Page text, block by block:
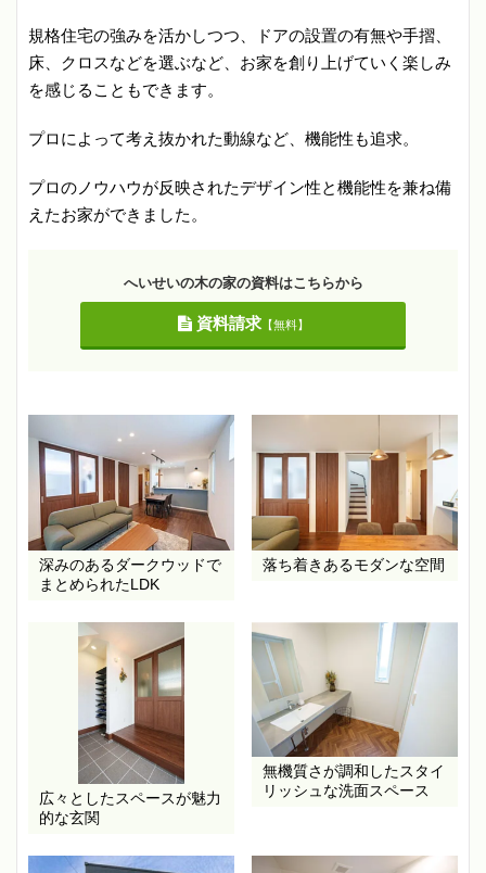
規格住宅の強みを活かしつつ、ドアの設置の有無や手摺、
床、クロスなどを選ぶなど、お家を創り上げていく楽しみ
を感じることもできます。
プロによって考え抜かれた動線など、機能性も追求。
プロのノウハウが反映されたデザイン性と機能性を兼ね備
えたお家ができました。
へいせいの木の家の資料はこちらから
資料請求【無料】
深みのあるダークウッドで
まとめられたLDK
落ち着きあるモダンな空間
広々としたスペースが魅力
的な玄関
無機質さが調和したスタイ
リッシュな洗面スペース